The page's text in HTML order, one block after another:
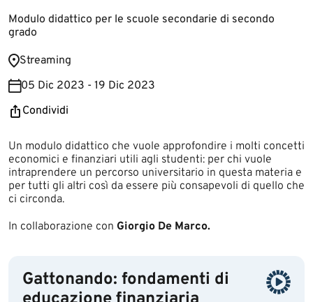
Modulo didattico per le scuole secondarie di secondo
grado
​Streaming
05 Dic 2023 - 19 Dic 2023
Condividi
​​​​​​​​​Un modulo didattico che vuole approfondire i molti concetti
economici e finanziari utili agli studenti: per chi vuole
intraprendere un percorso universitario in questa materia e
per tutti gli altri così da essere più consapevoli di quello che
ci circonda.
In collaborazione con Giorgio De Marco.
Gattonando: fondamenti di